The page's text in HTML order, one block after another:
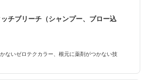
チブリーチ（シャンプー、ブロー込
ないゼロテクカラー、根元に薬剤がつかない技